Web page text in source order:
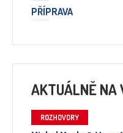
PŘÍPRAVA
AKTUÁLNĚ NA
ROZHOVORY